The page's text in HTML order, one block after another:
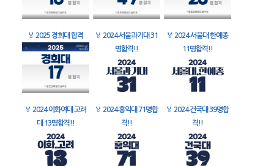
🏅 2025 경희대 합격 🏅 2024 서울과기대 31
명합격!!
🏅 2024 서울대 한예종
11명합격!!
🏅 2024 이화여대 고려
대 13명합격!!
🏅 2024 홍익대 71명합
격!!
🏅 2024 건국대 39명합
격!!